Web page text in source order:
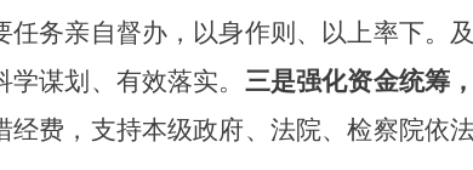
务亲自督办，以身作则、以上率下。
谋划、有效落实。 三是强化资金统筹
费，支持本级政府、法院、检察院依